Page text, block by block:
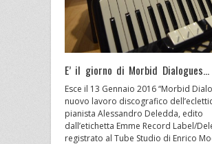
E’ il giorno di Morbid Dialogues…
Esce il 13 Gennaio 2016 “Morbid
nuovo lavoro discografico
pianista Alessandro Deledda, edito
dall’etichetta Emme Record Label/
registrato al Tube Studio di Enrico